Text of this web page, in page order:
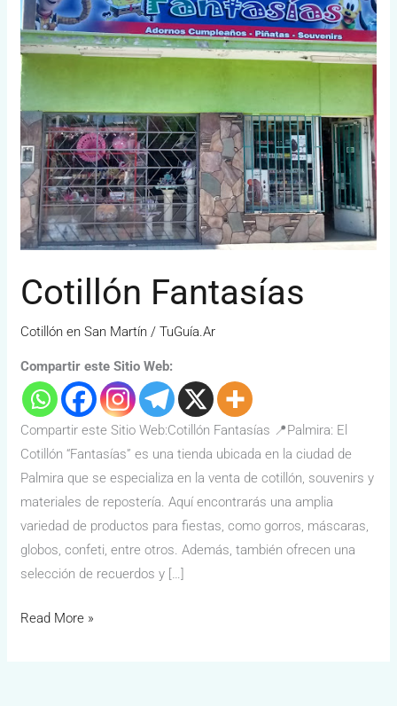
Cotillón Fantasías
Cotillón en San Martín /TuGuía.Ar
Compartir este Sitio Web:
Compartir este Sitio Web:Cotillón Fantasías 📍Palmira: El
Cotillón “Fantasías” es una tienda ubicada en la ciudad de
Palmira que se especializa en la venta de cotillón, souvenirs y
materiales de repostería. Aquí encontrarás una amplia
variedad de productos para fiestas, como gorros, máscaras,
globos, confeti, entre otros. Además, también ofrecen una
selección de recuerdos y […]
Read More »